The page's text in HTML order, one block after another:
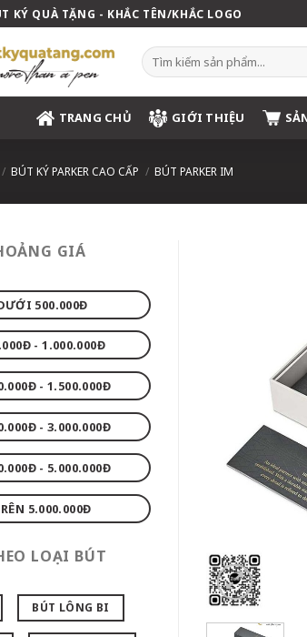
KÝ QUÀ TẶNG - KHẮC TÊN/KHẮC LOGO
Tìm
kiếm:
TRANG CHỦ GIỚI THIỆU
/ BÚT KÝ PARKER CAO CẤP / BÚT PARKER IM
GIÁ
500.000Đ
- 1.000.000Đ
- 1.500.000Đ
- 3.000.000Đ
- 5.000.000Đ
5.000.000Đ
LOẠI BÚT
BÚT LÔNG BI